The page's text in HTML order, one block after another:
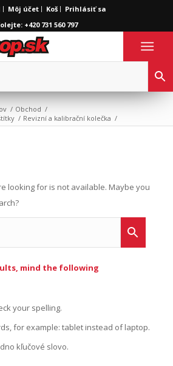
Môj účet Koš
Prihlásiť sa
+420 731 560 797
/ Obchod /
/ Revizní a kalibrační kolečka /
looking for is not available. Maybe you
mind the following
your spelling.
for example: tablet instead of laptop.
kľučové slovo.